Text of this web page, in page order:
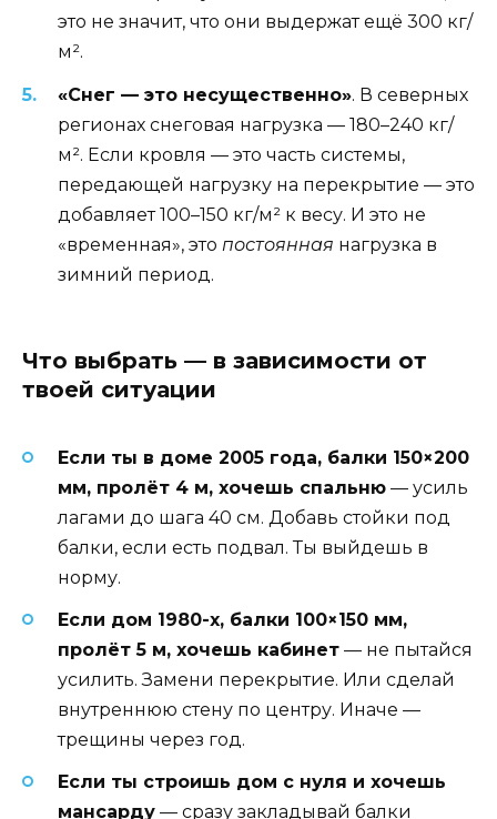
это не значит, что они выдержат ещё 300 кг/
м².
«Снег — это несущественно». В северных
регионах снеговая нагрузка — 180–240 кг/
м². Если кровля — это часть системы,
передающей нагрузку на перекрытие — это
добавляет 100–150 кг/м² к весу. И это не
«временная», это постоянная нагрузка в
зимний период.
Что выбрать — в зависимости от
твоей ситуации
Если ты в доме 2005 года, балки 150×200
мм, пролёт 4 м, хочешь спальню — усиль
лагами до шага 40 см. Добавь стойки под
балки, если есть подвал. Ты выйдешь в
норму.
Если дом 1980-х, балки 100×150 мм,
пролёт 5 м, хочешь кабинет — не пытайся
усилить. Замени перекрытие. Или сделай
внутреннюю стену по центру. Иначе —
трещины через год.
Если ты строишь дом с нуля и хочешь
мансарду — сразу закладывай балки